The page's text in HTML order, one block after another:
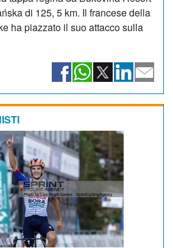
di 125, 5 km. Il francese della
ha piazzato il suo attacco sulla